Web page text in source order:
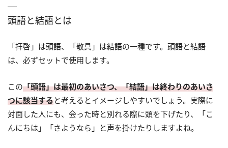
頭語と結語とは
「拝啓」は頭語、「敬具」は結語の一種です。頭語と結語
は、必ずセットで使用します。
この「頭語」は最初のあいさつ、「結語」は終わりのあいさ
つに該当すると考えるとイメージしやすいでしょう。実際に
対面した人にも、会った時と別れる際に頭を下げたり、「こ
んにちは」「さようなら」と声を掛けたりしますよね。